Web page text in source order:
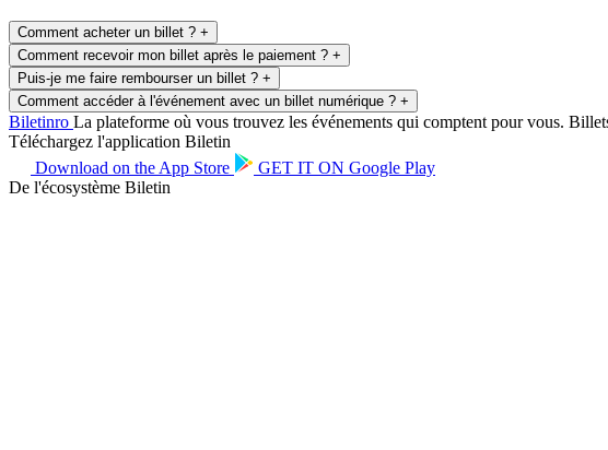
Comment acheter un billet ? +
Comment recevoir mon billet après le paiement ? +
Puis-je me faire rembourser un billet ? +
Comment accéder à l'événement avec un billet numérique ? +
Biletinro La plateforme où vous trouvez les événements qui comptent pour vous.
Téléchargez l'application Biletin
Download on the App Store GET IT ON Google Play
De l'écosystème Biletin